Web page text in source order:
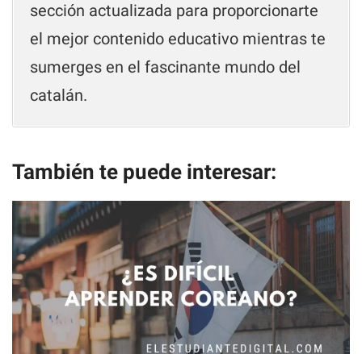
sección actualizada para proporcionarte
el mejor contenido educativo mientras te
sumerges en el fascinante mundo del
catalán.
También te puede interesar: